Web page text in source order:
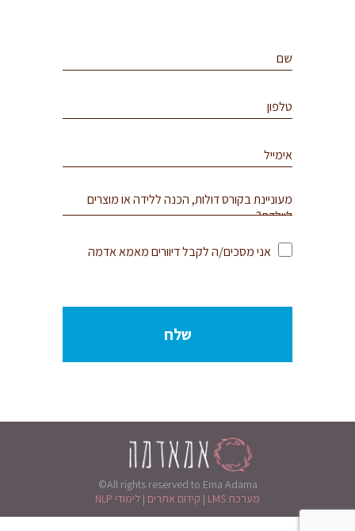
אני מסכים/ה לקבל דיוורים מאמא אדמה
©All rights reserved to Ema Adama
לימודי NLP | קידום אתרים | מערכת LMS